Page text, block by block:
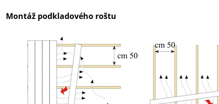
Montáž podkladového roštu